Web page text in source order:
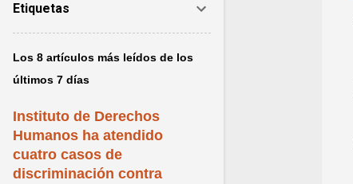
Etiquetas
Los 8 artículos más leídos de los
últimos 7 días
Instituto de Derechos
Humanos ha atendido
cuatro casos de
discriminación contra